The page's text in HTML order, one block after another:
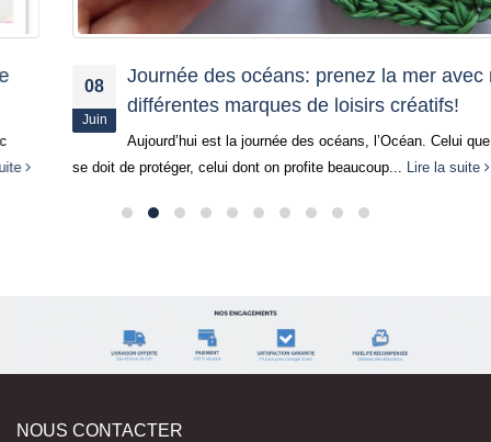
Journée des océans: prenez la mer avec nos
différentes marques de loisirs créatifs!
Aujourd’hui est la journée des océans, l’Océan. Celui que l’on
se doit de protéger, celui dont on profite beaucoup...Lire la suite
NOUS CONTACTER